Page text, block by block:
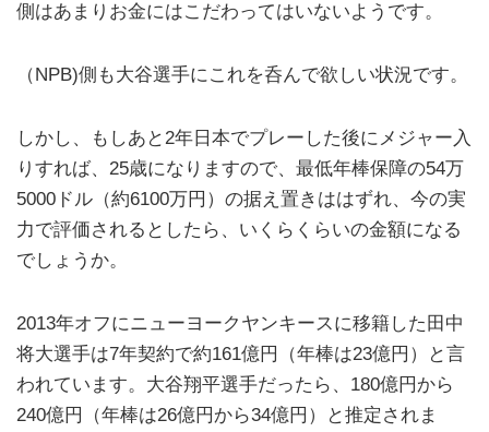
側はあまりお金にはこだわってはいないようです。
（NPB)側も大谷選手にこれを呑んで欲しい状況です。
しかし、もしあと2年日本でプレーした後にメジャー入
りすれば、25歳になりますので、最低年棒保障の54万
5000ドル（約6100万円）の据え置きははずれ、今の実
力で評価されるとしたら、いくらくらいの金額になる
でしょうか。
2013年オフにニューヨークヤンキースに移籍した田中
将大選手は7年契約で約161億円（年棒は23億円）と言
われています。大谷翔平選手だったら、180億円から
240億円（年棒は26億円から34億円）と推定されま